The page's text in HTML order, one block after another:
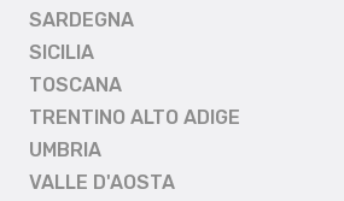
SARDEGNA
SICILIA
TOSCANA
TRENTINO ALTO ADIGE
UMBRIA
VALLE D'AOSTA